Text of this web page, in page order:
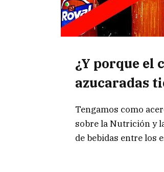
¿Y porque el
azucaradas
Tengamos como
sobre la Nutrición y
de bebidas entre los